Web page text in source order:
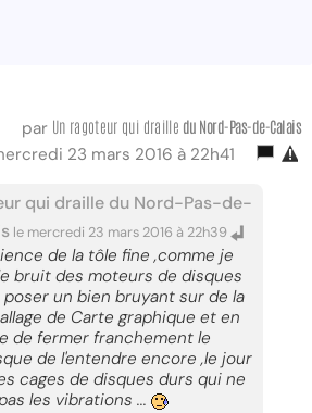
par Un ragoteur qui draille du Nord-Pas-de-Calais
23 mars 2016 à 22h41
qui draille du Nord-Pas-de-
le mercredi 23 mars 2016 à 22h39
de la tôle fine ,comme je
bruit des moteurs de disques
poser un bien bruyant sur de la
de Carte graphique et en
de fermer franchement le
de l'entendre encore ,le jour
cages de disques durs qui ne
les vibrations ...